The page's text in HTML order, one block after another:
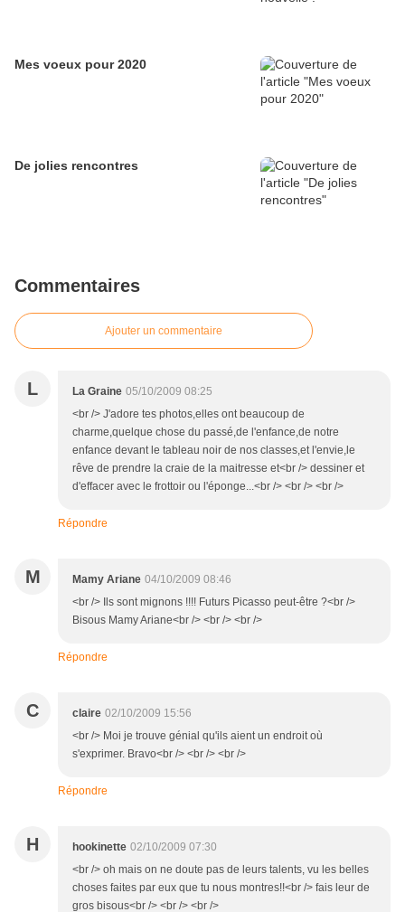
Mes voeux pour 2020
De jolies rencontres
Commentaires
Ajouter un commentaire
L La Graine 05/10/2009 08:25
<br /> J'adore tes photos,elles ont beaucoup de
charme,quelque chose du passé,de l'enfance,de notre
enfance devant le tableau noir de nos classes,et l'envie,le
rêve de prendre la craie de la maitresse et<br /> dessiner et
d'effacer avec le frottoir ou l'éponge...<br /> <br /> <br />
Répondre
M Mamy Ariane 04/10/2009 08:46
<br /> Ils sont mignons !!!! Futurs Picasso peut-être ?<br />
Bisous Mamy Ariane<br /> <br /> <br />
Répondre
C claire 02/10/2009 15:56
<br /> Moi je trouve génial qu'ils aient un endroit où
s'exprimer. Bravo<br /> <br /> <br />
Répondre
H hookinette 02/10/2009 07:30
<br /> oh mais on ne doute pas de leurs talents, vu les belles
choses faites par eux que tu nous montres!!<br /> fais leur de
gros bisous<br /> <br /> <br />